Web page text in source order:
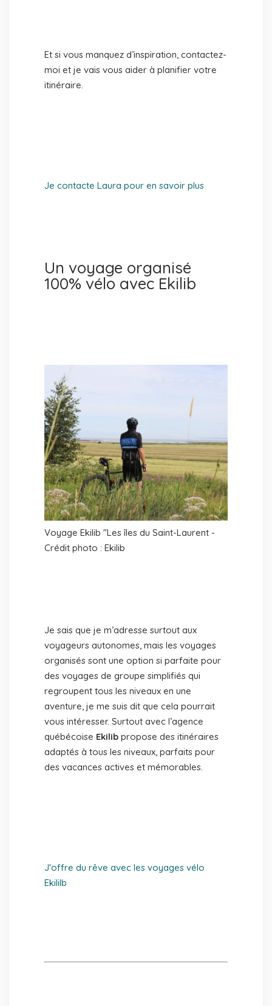
Et si vous manquez d’inspiration, contactez-
moi et je vais vous aider à planifier votre
itinéraire.
Je contacte Laura pour en savoir plus
Un voyage organisé
100% vélo avec Ekilib
Voyage Ekilib "Les îles du Saint-Laurent -
Crédit photo : Ekilib
Je sais que je m’adresse surtout aux
voyageurs autonomes, mais les voyages
organisés sont une option si parfaite pour
des voyages de groupe simplifiés qui
regroupent tous les niveaux en une
aventure, je me suis dit que cela pourrait
vous intéresser. Surtout avec l’agence
québécoise Ekilibpropose des itinéraires
adaptés à tous les niveaux, parfaits pour
des vacances actives et mémorables.
J'offre du rêve avec les voyages vélo
Ekililb